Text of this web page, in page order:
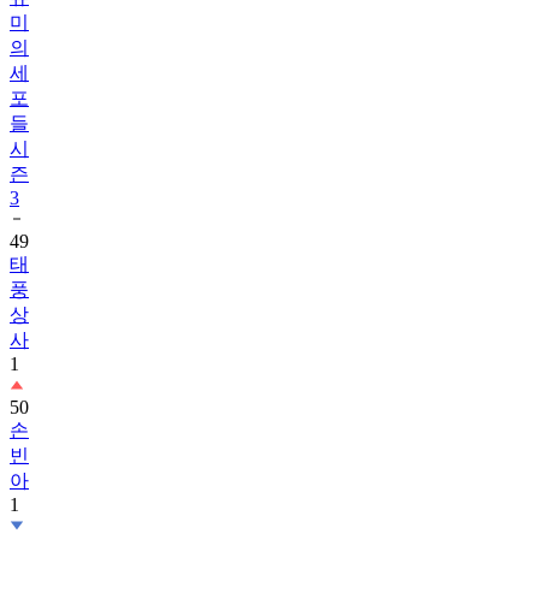
미
의
세
포
들
시
즌
3
49
태
풍
상
사
1
50
손
빈
아
1